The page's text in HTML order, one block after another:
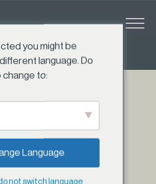
Sobre a follow55
Scroll
digitais
startups,
e agências.
you might be
language. Do
change to:
Language
not switch language